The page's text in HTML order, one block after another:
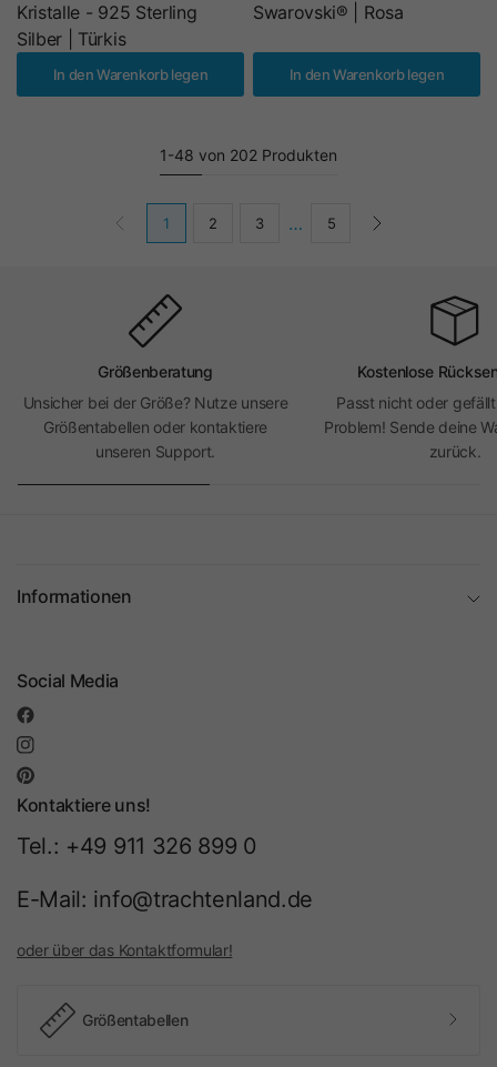
Kristalle - 925 Sterling
Silber | Türkis
In den Warenkorb legen
Swarovski® | Rosa
In den Warenkorb legen
1-48 von 202 Produkten
1 2 3 … 5
Größenberatung
Unsicher bei der Größe? Nutze unsere
Größentabellen oder kontaktiere
unseren Support.
Kostenlose
Passt nicht oder
Problem! Sende deine
zurück.
Informationen
Social Media
Kontaktiere uns!
Tel.: +49 911 326 899 0
E-Mail: info@trachtenland.de
oder über das Kontaktformular!
Größentabellen